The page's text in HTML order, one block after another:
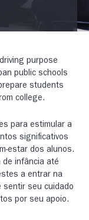
purpose
public schools
students
college.
para estimular a
significativos
estar dos alunos.
de infância até
a entrar na
sentir seu cuidado
por seu apoio.